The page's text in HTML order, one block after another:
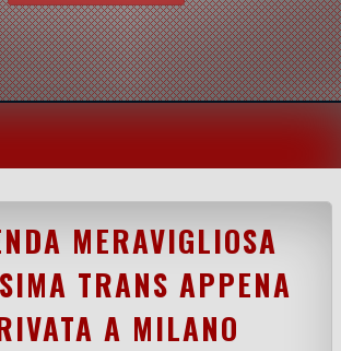
MERAVIGLIOSA
TRANS APPENA
A MILANO